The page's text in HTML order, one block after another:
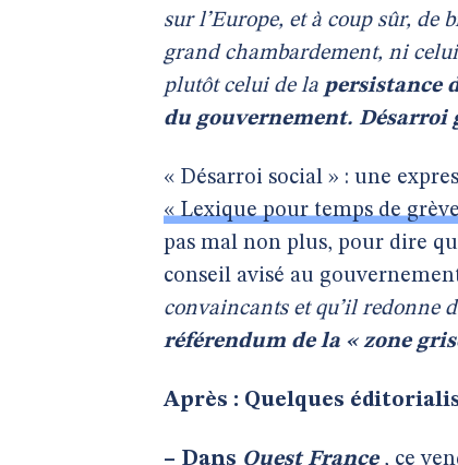
sur l’Europe, et à coup sûr, de
grand chambardement, ni
plutôt celui de la persistance
du gouvernement. Désarroi
« Désarroi social » : une
« Lexique pour temps de
pas mal non plus, pour dire
conseil avisé au
convaincants et qu’il redonne
référendum de la « zone
Après : Quelques
– Dans Ouest France , ce